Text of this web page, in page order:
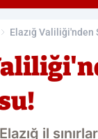
Elazığ Valiliği'nden
il